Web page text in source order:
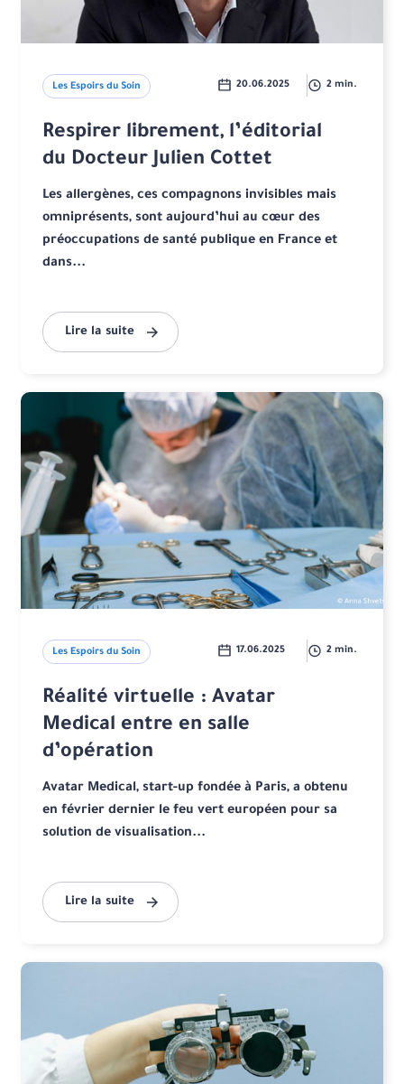
Les Espoirs du Soin 20.06.2025 2 min.
Respirer librement, l’éditorial
du Docteur Julien Cottet
Les allergènes, ces compagnons invisibles mais
omniprésents, sont aujourd’hui au cœur des
préoccupations de santé publique en France et
dans...
Lire la suite
Les Espoirs du Soin 17.06.2025 2 min.
Réalité virtuelle : Avatar
Medical entre en salle
d’opération
Avatar Medical, start-up fondée à Paris, a obtenu
en février dernier le feu vert européen pour sa
solution de visualisation...
Lire la suite